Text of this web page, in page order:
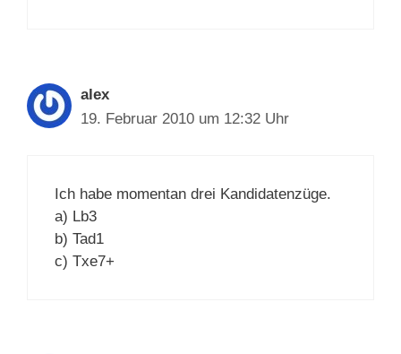
alex
19. Februar 2010 um 12:32 Uhr
Ich habe momentan drei Kandidatenzüge.
a) Lb3
b) Tad1
c) Txe7+